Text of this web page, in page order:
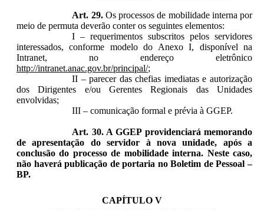
Art. 29.Os processos de mobilidade interna por
meio de permuta deverão conter os seguintes elementos:
I – requerimentos subscritos pelos servidores
interessados, conforme modelo do Anexo I, disponível na
Intranet, no endereço eletrônico
http://intranet.anac.gov.br/principal/;
II – parecer das chefias imediatas e autorização
dos Dirigentes e/ou Gerentes Regionais das Unidades
envolvidas;
III – comunicação formal e prévia à GGEP.
Art. 30. A GGEP providenciará memorando
de apresentação do servidor à nova unidade, após a
conclusão do processo de mobilidade interna. Neste caso,
não haverá publicação de portaria no Boletim de Pessoal –
BP.
CAPÍTULO V